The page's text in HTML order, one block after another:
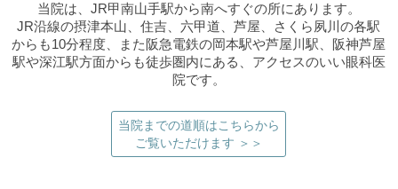
当院は、JR甲南山手駅から南へすぐの所にあります。
JR沿線の摂津本山、住吉、六甲道、芦屋、さくら夙川の各駅
からも10分程度、また阪急電鉄の岡本駅や芦屋川駅、阪神芦屋
駅や深江駅方面からも徒歩圏内にある、アクセスのいい眼科医
院です。
当院までの道順はこちらから
ご覧いただけます ＞＞